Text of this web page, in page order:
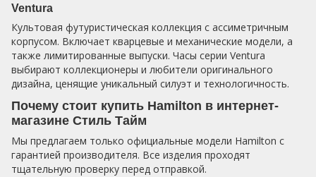
Ventura
Культовая футуристическая коллекция с ассиметричным
корпусом. Включает кварцевые и механические модели, а
также лимитированные выпуски. Часы серии Ventura
выбирают коллекционеры и любители оригинального
дизайна, ценящие уникальный силуэт и технологичность.
Почему стоит купить Hamilton в интернет-
магазине Стиль Тайм
Мы предлагаем только официальные модели Hamilton с
гарантией производителя. Все изделия проходят
тщательную проверку перед отправкой.